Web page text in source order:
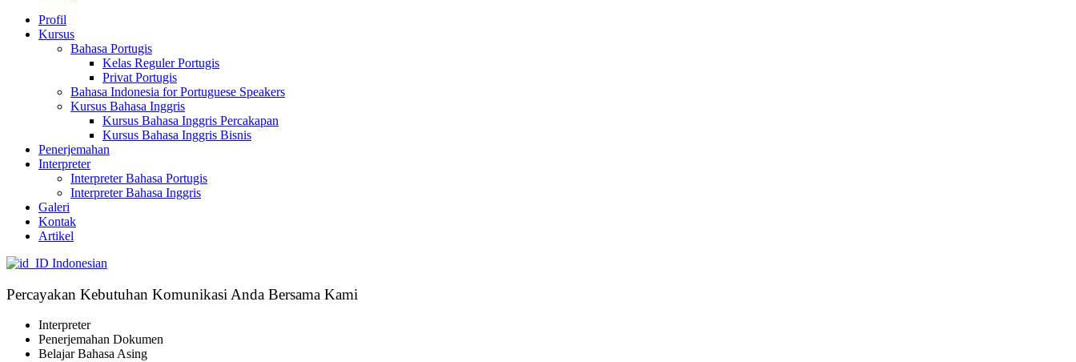
Profil
Kursus
Bahasa Portugis
Kelas Reguler Portugis
Privat Portugis
Bahasa Indonesia for Portuguese Speakers
Kursus Bahasa Inggris
Kursus Bahasa Inggris Percakapan
Kursus Bahasa Inggris Bisnis
Penerjemahan
Interpreter
Interpreter Bahasa Portugis
Interpreter Bahasa Inggris
Galeri
Kontak
Artikel
Indonesian
Percayakan Kebutuhan Komunikasi Anda Bersama Kami
Interpreter
Penerjemahan Dokumen
Belajar Bahasa Asing